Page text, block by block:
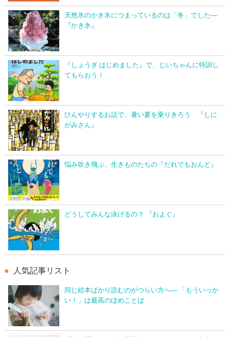
天然氷のかき氷につまっているのは「冬」でした―
『かき氷』
『しょうぎ はじめました』で、じいちゃんに特訓し
てもらおう！
ひんやりするお話で、暑い夏を乗りきろう 『しに
がみさん』
悩み吹き飛ぶ、生きものたちの『だれでもおんど』
どうしてみんな泳げるの？ 『およぐ』
人気記事リスト
同じ絵本ばかり読むのがつらい方へ― 「もういっか
い！」は最高のほめことば